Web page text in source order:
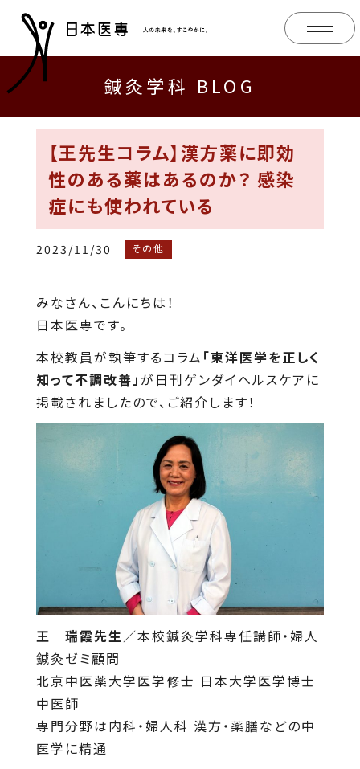
鍼灸学科 BLOG
【王先生コラム】漢方薬に即効
性のある薬はあるのか？ 感染
症にも使われている
2023/11/30 その他
みなさん、こんにちは！
日本医専です。
本校教員が執筆するコラム 「東洋医学を正しく
知って不調改善」が日刊ゲンダイヘルスケアに
掲載されましたので、ご紹介します！
王 瑞霞先生／本校鍼灸学科専任講師・婦人
鍼灸ゼミ顧問
北京中医薬大学医学修士 日本大学医学博士
中医師
専門分野は内科・婦人科 漢方・薬膳などの中
医学に精通